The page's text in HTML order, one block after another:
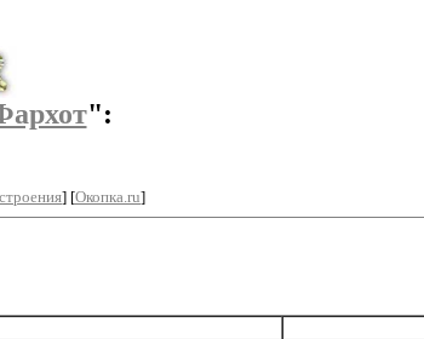
":
] [Окопка.ru]